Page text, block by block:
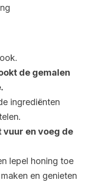
de gemalen
ingrediënten
vuur en voeg de
lepel honing toe
en genieten